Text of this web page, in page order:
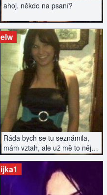
ahoj. někdo na psaní?
Ráda bych se tu seznámila,
mám vztah, ale už mě to nějak
nenaplňuje a chce to něco
nového...
elw
ZOBRAZIT INZERÁT
ijka1